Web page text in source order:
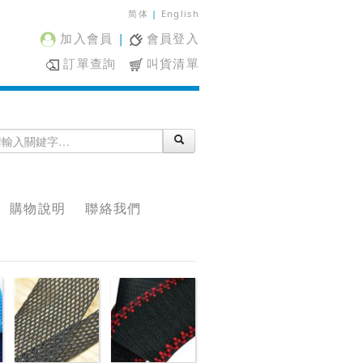
简体 | English
加入會員 |
會員登入
訂單查詢
叫貨清單
購物說明 聯絡我們